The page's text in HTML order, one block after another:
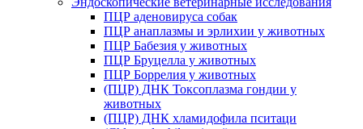
ПЦР аденовируса собак
ПЦР анаплазмы и эрлихии у животных
ПЦР Бабезия у животных
ПЦР Бруцелла у животных
ПЦР Боррелия у животных
(ПЦР) ДНК Токсоплазма гондии у
животных
(ПЦР) ДНК хламидофила пситаци